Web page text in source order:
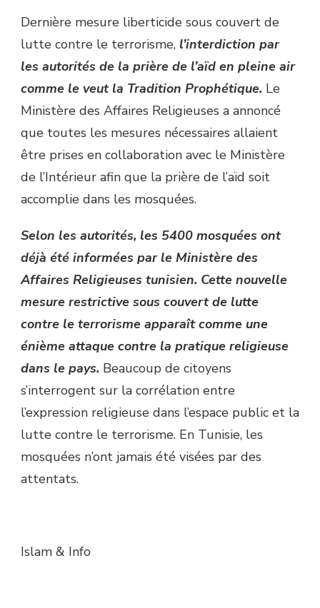
Dernière mesure liberticide sous couvert de
lutte contre le terrorisme, l’interdiction par
les autorités de la prière de l’aïd en pleine air
comme le veut la Tradition Prophétique. Le
Ministère des Affaires Religieuses a annoncé
que toutes les mesures nécessaires allaient
être prises en collaboration avec le Ministère
de l’Intérieur afin que la prière de l’aïd soit
accomplie dans les mosquées.
Selon les autorités, les 5400 mosquées ont
déjà été informées par le Ministère des
Affaires Religieuses tunisien. Cette nouvelle
mesure restrictive sous couvert de lutte
contre le terrorisme apparaît comme une
énième attaque contre la pratique religieuse
dans le pays. Beaucoup de citoyens
s’interrogent sur la corrélation entre
l’expression religieuse dans l’espace public et la
lutte contre le terrorisme. En Tunisie, les
mosquées n’ont jamais été visées par des
attentats.
Islam & Info